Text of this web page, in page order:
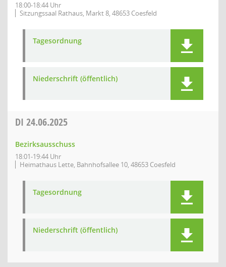
18:00-18:44 Uhr
Sitzungssaal Rathaus, Markt 8, 48653 Coesfeld
Tagesordnung
Niederschrift (öffentlich)
DI 24.06.2025
Bezirksausschuss
18:01-19:44 Uhr
Heimathaus Lette, Bahnhofsallee 10, 48653 Coesfeld
Tagesordnung
Niederschrift (öffentlich)